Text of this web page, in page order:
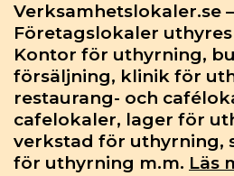
Verksamhetslokaler.se –
Företagslokaler uthyres
Kontor för uthyrning,
försäljning, klinik för
restaurang- och
cafelokaler, lager för
verkstad för uthyrning,
för uthyrning m.m. Läs